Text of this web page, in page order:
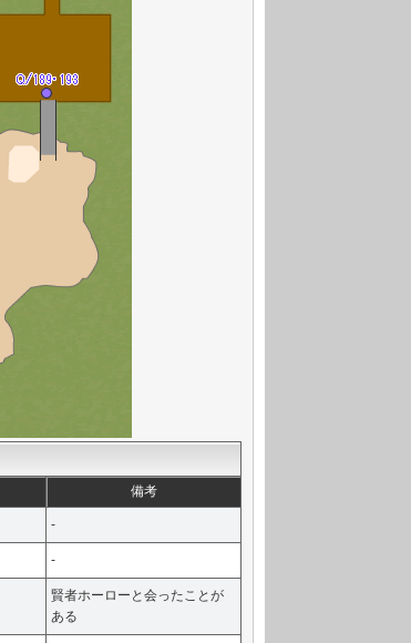
備考
-
-
賢者ホーローと会ったことが
ある